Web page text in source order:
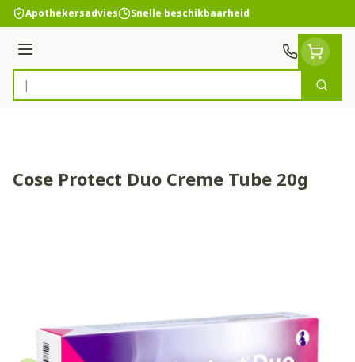
Ga naar de inhoud
Apothekersadvies Snelle beschikbaarheid
Menu
Product, merk, categorie...
Zoek
Cose Protect Duo Creme Tube 20g